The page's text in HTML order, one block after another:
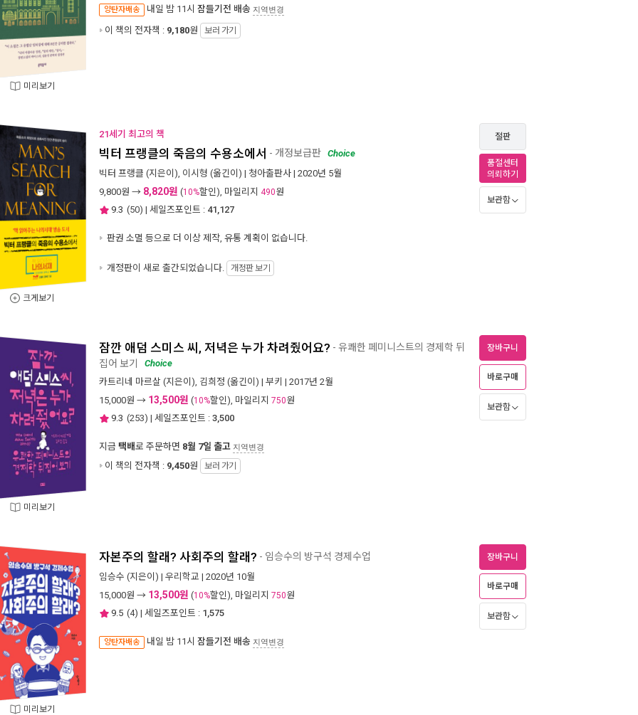
미리보기
양탄자배송 내일 밤 11시 잠들기전 배송 지역변경
이 책의 전자책 : 9,180원 보러 가기
크게보기
21세기 최고의 책
빅터 프랭클의 죽음의 수용소에서 - 개정보급판 Choice
빅터 프랭클 (지은이), 이시형 (옮긴이) | 청아출판사 | 2020년 5월
9,800원 → 8,820원 (10%할인), 마일리지 490원
9.3 (50) | 세일즈포인트 : 41,127
판권 소멸 등으로 더 이상 제작, 유통 계획이 없습니다.
개정판이 새로 출간되었습니다. 개정판 보기
절판
품절센터
의뢰하기
보관함
미리보기
잠깐 애덤 스미스 씨, 저녁은 누가 차려줬어요? - 유쾌한 페미니스트의 경제학 뒤
집어 보기
Choice
카트리네 마르살 (지은이), 김희정 (옮긴이) | 부키 | 2017년 2월
15,000원 → 13,500원 (10%할인), 마일리지 750원
9.3 (253) | 세일즈포인트 : 3,500
지금 택배로 주문하면 8월 7일 출고 지역변경
이 책의 전자책 : 9,450원 보러 가기
장바구니
바로구매
보관함
미리보기
자본주의 할래? 사회주의 할래? - 임승수의 방구석 경제수업
임승수 (지은이) | 우리학교 | 2020년 10월
15,000원 → 13,500원 (10%할인), 마일리지 750원
9.5 (4) | 세일즈포인트 : 1,575
양탄자배송 내일 밤 11시 잠들기전 배송 지역변경
장바구니
바로구매
보관함